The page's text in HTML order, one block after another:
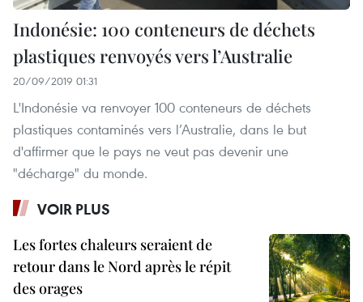
Indonésie: 100 conteneurs de déchets
plastiques renvoyés vers l’Australie
20/09/2019 01:31
L'Indonésie va renvoyer 100 conteneurs de déchets
plastiques contaminés vers l’Australie, dans le but
d'affirmer que le pays ne veut pas devenir une
"décharge" du monde.
VOIR PLUS
Les fortes chaleurs seraient de
retour dans le Nord après le répit
des orages